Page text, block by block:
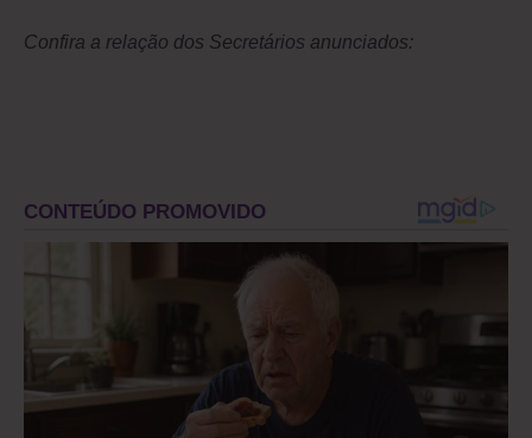
Confira a relação dos Secretários anunciados: